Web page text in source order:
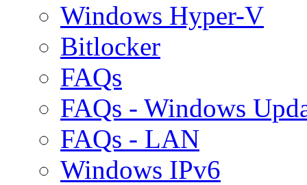
Windows Hyper-V
Bitlocker
FAQs
FAQs - Windows
FAQs - LAN
Windows IPv6